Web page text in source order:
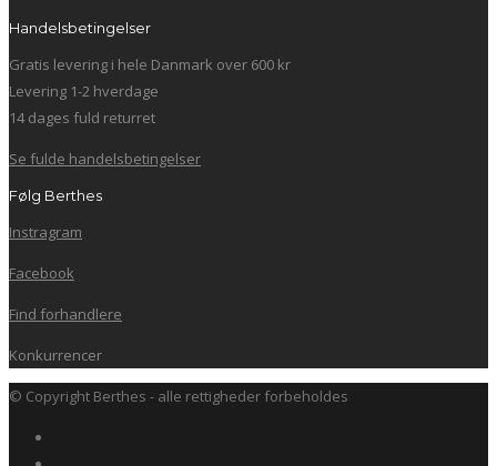
Handelsbetingelser
Gratis levering i hele Danmark over 600 kr
Levering 1-2 hverdage
14 dages fuld returret
Se fulde handelsbetingelser
Følg Berthes
Instragram
Facebook
Find forhandlere
Konkurrencer
© Copyright Berthes - alle rettigheder forbeholdes